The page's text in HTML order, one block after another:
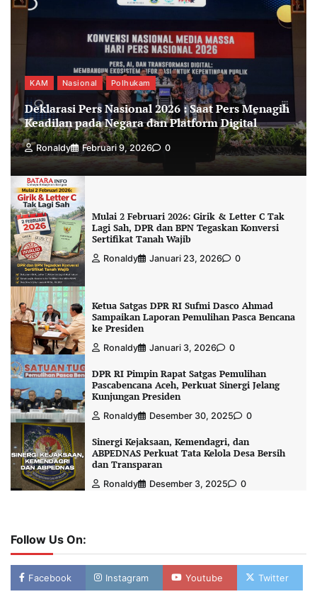
KAM Nasional Polhukam
Deklarasi Pers Nasional 2026 : Saat Pers Menagih
Keadilan pada Negara dan Platform Digital
Ronaldy Februari 9, 2026 0
Mulai 2 Februari 2026: Girik & Letter C Tak
Lagi Sah, DPR dan BPN Tegaskan Konversi
Sertifikat Tanah Wajib
Ronaldy Januari 23, 2026 0
Ketua Satgas DPR RI Sufmi Dasco Ahmad
Sampaikan Laporan Pemulihan Pasca Bencana
ke Presiden
Ronaldy Januari 3, 2026 0
DPR RI Pimpin Rapat Satgas Pemulihan
Pascabencana Aceh, Perkuat Sinergi Jelang
Kunjungan Presiden
Ronaldy Desember 30, 2025 0
Sinergi Kejaksaan, Kemendagri, dan
ABPEDNAS Perkuat Tata Kelola Desa Bersih
dan Transparan
Ronaldy Desember 3, 2025 0
Follow Us On:
Facebook Instagram Youtube Twitter